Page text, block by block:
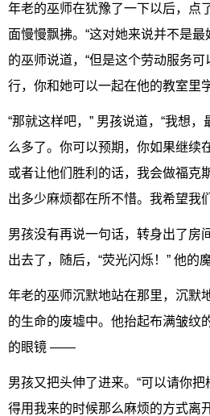
年老的巫师在犹豫了一下以后，点
面慢慢飘拂。“这对她来说并不是
的巫师说道，“但是这个劳动服务
行，你和她可以一起在他的教室里
“那就这样吧，” 男孩说道，“我想
么多了。你可以预期，你如果继续
或者让他们胜利的话，我会做福克
出多少麻烦都在所不惜。我希望我
男孩没有再说一句话，转身出了房
出去了，随后，“荧光闪烁！” 他的
年老的巫师沉默地站在那里，沉默
的生命的废墟中。他抬起布满皱纹
的眼镜 ——
男孩又把头伸了进来。“可以请你
得用我来的时候那么麻烦的方式离